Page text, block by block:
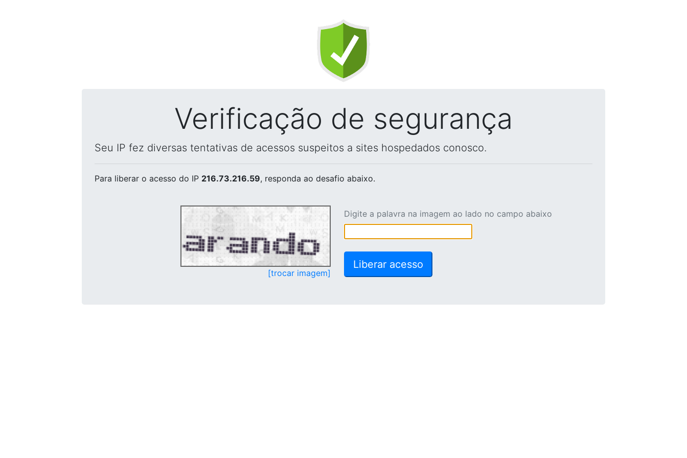
Verificação de segurança
Seu IP fez diversas tentativas de acessos suspeitos a sites hospedados conosco.
Para liberar o acesso do IP 216.73.216.59, responda ao desafio abaixo.
[trocar imagem]
Digite a palavra na imagem ao lado no campo abaixo